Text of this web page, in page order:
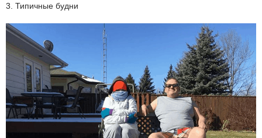
3. Типичные будни